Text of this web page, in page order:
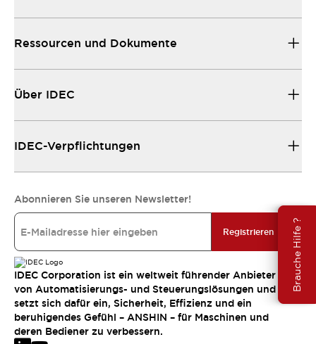
Brauche Hilfe ?
Ressourcen und Dokumente
Über IDEC
IDEC-Verpflichtungen
Abonnieren Sie unseren Newsletter!
Registrieren
IDEC Corporation ist ein weltweit führender Anbieter
von Automatisierungs- und Steuerungslösungen und
setzt sich dafür ein, Sicherheit, Effizienz und ein
beruhigendes Gefühl – ANSHIN – für Maschinen und
deren Bediener zu verbessern.